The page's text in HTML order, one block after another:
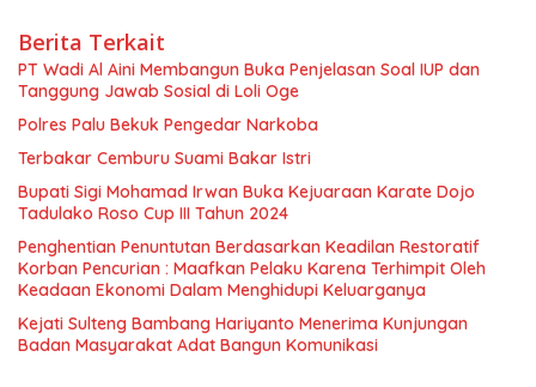
Berita Terkait
PT Wadi Al Aini Membangun Buka Penjelasan Soal IUP dan
Tanggung Jawab Sosial di Loli Oge
Polres Palu Bekuk Pengedar Narkoba
Terbakar Cemburu Suami Bakar Istri
Bupati Sigi Mohamad Irwan Buka Kejuaraan Karate Dojo
Tadulako Roso Cup III Tahun 2024
Penghentian Penuntutan Berdasarkan Keadilan Restoratif
Korban Pencurian : Maafkan Pelaku Karena Terhimpit Oleh
Keadaan Ekonomi Dalam Menghidupi Keluarganya
Kejati Sulteng Bambang Hariyanto Menerima Kunjungan
Badan Masyarakat Adat Bangun Komunikasi